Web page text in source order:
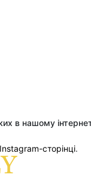
в нашому
Instagram-сторінці.